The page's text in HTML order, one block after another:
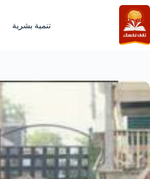
التجاوز
إلى
المحتوى
تنمية بشرية